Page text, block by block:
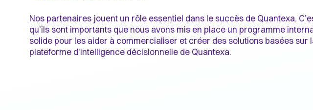
Nos partenaires jouent un rôle essentiel dans le succès de Quantexa.
qu’ils sont importants que nous avons mis en place un programme
solide pour les aider à commercialiser et créer des solutions basées sur
plateforme d’intelligence décisionnelle de Quantexa.